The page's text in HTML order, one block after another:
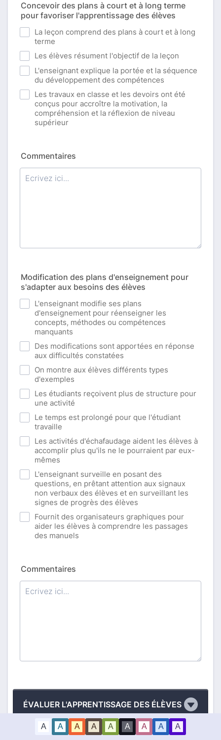
Concevoir des plans à court et à long terme
pour favoriser l'apprentissage des élèves
La leçon comprend des plans à court et à long
terme
Les élèves résument l'objectif de la leçon
L'enseignant explique la portée et la séquence
du développement des compétences
Les travaux en classe et les devoirs ont été
conçus pour accroître la motivation, la
compréhension et la réflexion de niveau
supérieur
Commentaires
Modification des plans d'enseignement pour
s'adapter aux besoins des élèves
L'enseignant modifie ses plans
d'enseignement pour réenseigner les
concepts, méthodes ou compétences
manquants
Des modifications sont apportées en réponse
aux difficultés constatées
On montre aux élèves différents types
d'exemples
Les étudiants reçoivent plus de structure pour
une activité
Le temps est prolongé pour que l'étudiant
travaille
Les activités d'échafaudage aident les élèves à
accomplir plus qu'ils ne le pourraient par eux-
mêmes
L'enseignant surveille en posant des
questions, en prêtant attention aux signaux
non verbaux des élèves et en surveillant les
signes de progrès des élèves
Fournit des organisateurs graphiques pour
aider les élèves à comprendre les passages
des manuels
Commentaires
ÉVALUER L'APPRENTISSAGE DES ÉLÈVES
Établir et communiquer des objectifs
A A A A A A A A A